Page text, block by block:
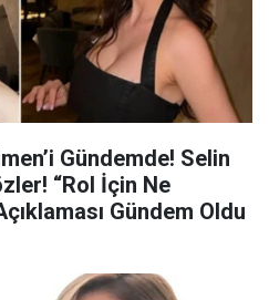
Gündemde! Selin
“Rol İçin Ne
Gündem Oldu